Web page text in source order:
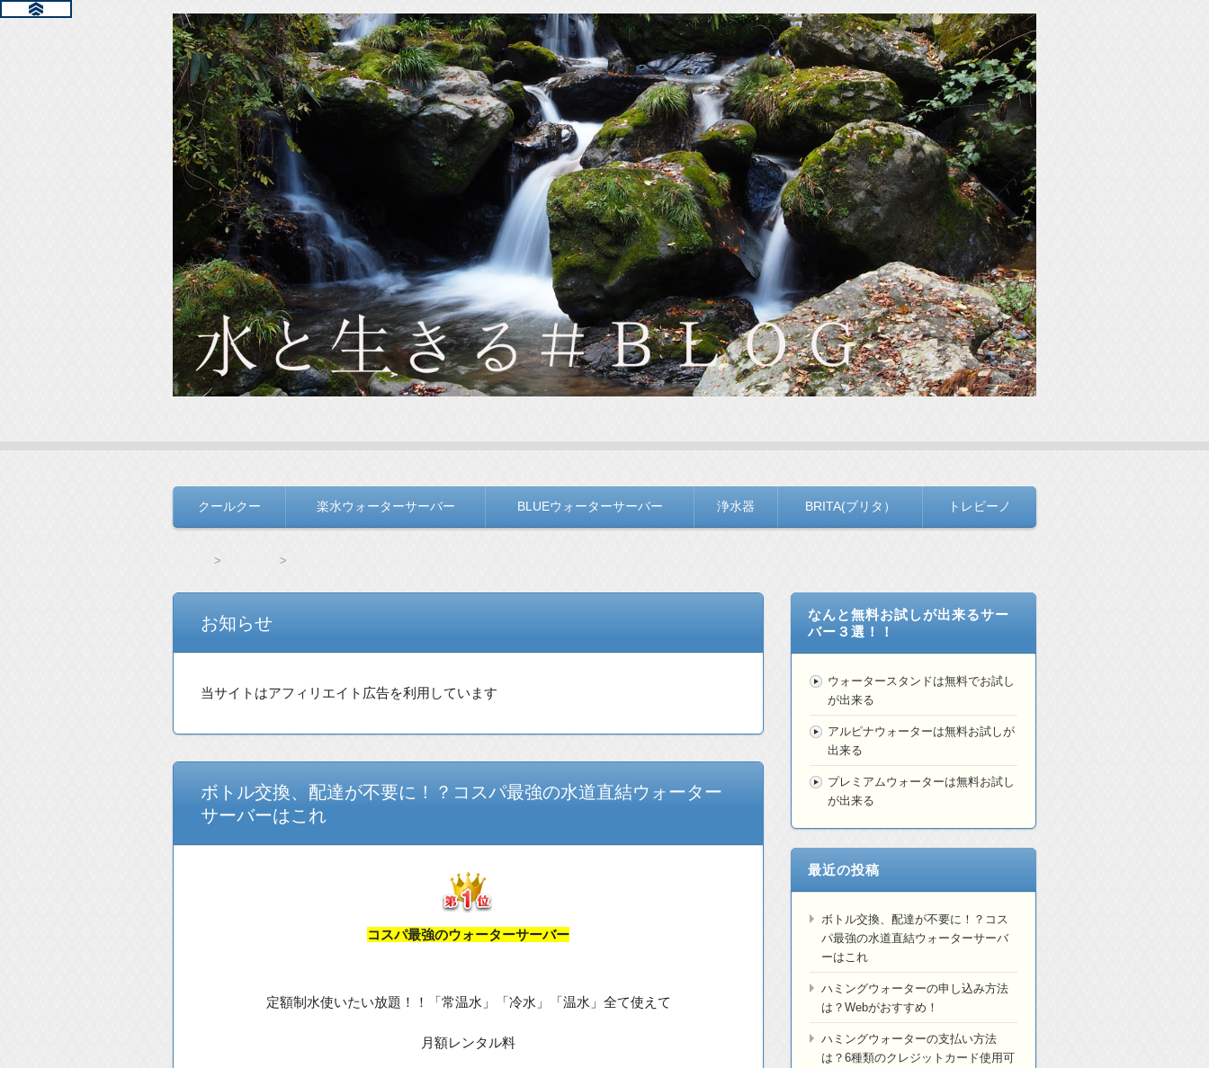
コンテンツへ移動
クールクー 楽水ウォーターサーバー BLUEウォーターサーバー 浄水器 BRITA(ブリタ） トレビーノ
お知らせ
当サイトはアフィリエイト広告を利用しています
ボトル交換、配達が不要に！？コスパ最強の水道直結ウォーター
サーバーはこれ
コスパ最強のウォーターサーバー
定額制水使いたい放題！！「常温水」「冷水」「温水」全て使えて
月額レンタル料
なんと無料お試しが出来るサー
バー３選！！
ウォータースタンドは無料でお試し
が出来る
アルピナウォーターは無料お試しが
出来る
プレミアムウォーターは無料お試し
が出来る
最近の投稿
ボトル交換、配達が不要に！？コス
パ最強の水道直結ウォーターサーバ
ーはこれ
ハミングウォーターの申し込み方法
は？Webがおすすめ！
ハミングウォーターの支払い方法
は？6種類のクレジットカード使用可